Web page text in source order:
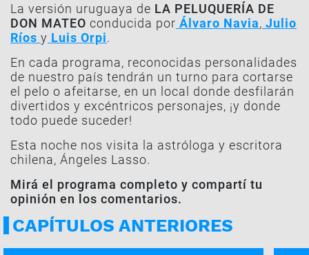
La versión uruguaya de LA PELUQUERÍA DE
DON MATEO conducida por Álvaro Navia, Julio
Ríos y Luis Orpi.
En cada programa, reconocidas personalidades
de nuestro país tendrán un turno para cortarse
el pelo o afeitarse, en un local donde desfilarán
divertidos y excéntricos personajes, ¡y donde
todo puede suceder!
Esta noche nos visita la astróloga y escritora
chilena, Ángeles Lasso.
Mirá el programa completo y compartí tu
opinión en los comentarios.
CAPÍTULOS ANTERIORES
PROGRAMA COMPLETO